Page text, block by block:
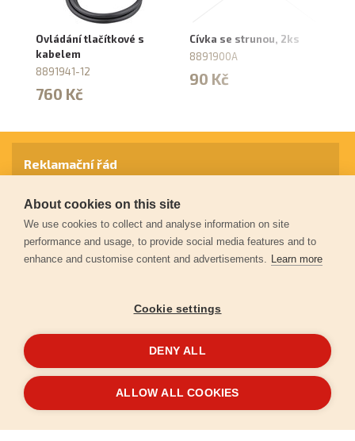
Ovládání tlačítkové s
kabelem
8891941-12
760 Kč
Cívka se strunou, 2ks
8891900A
90 Kč
© 2026Extol.cz- Všechna práva vyhrazena
Reklamační řád
Záruční podmínky
Ochrana osobních údajů
VytvořiloFEO
About cookies on this site
We use cookies to collect and analyse information on site
performance and usage, to provide social media features and to
enhance and customise content and advertisements. Learn more
Cookie settings
DENY ALL
ALLOW ALL COOKIES